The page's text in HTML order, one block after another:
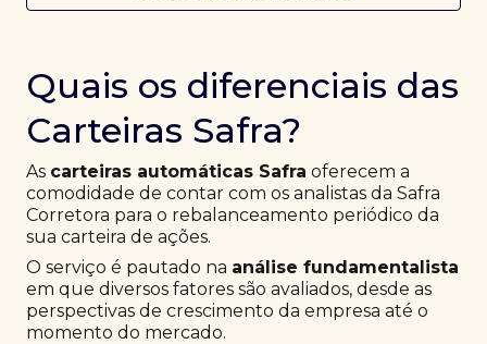
Quais os diferenciais das
Carteiras Safra?
As carteiras automáticas Safra oferecem a
comodidade de contar com os analistas da Safra
Corretora para o rebalanceamento periódico da
sua carteira de ações.
O serviço é pautado na análise fundamentalista
em que diversos fatores são avaliados, desde as
perspectivas de crescimento da empresa até o
momento do mercado.